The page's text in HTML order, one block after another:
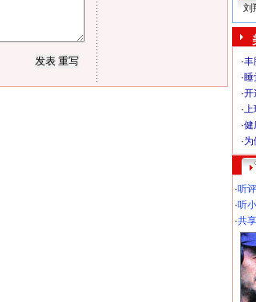
刘
·丰
·
·开
·上
·健
·
·听
·听
·共